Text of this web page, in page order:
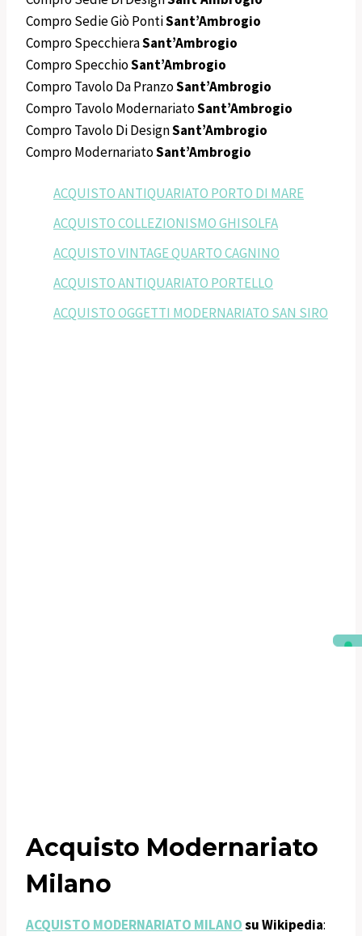
Compro Sedie Giò PontiSant’Ambrogio
Compro SpecchieraSant’Ambrogio
Compro SpecchioSant’Ambrogio
Compro Tavolo Da PranzoSant’Ambrogio
Compro Tavolo ModernariatoSant’Ambrogio
Compro Tavolo Di DesignSant’Ambrogio
Compro ModernariatoSant’Ambrogio
ACQUISTO ANTIQUARIATO PORTO DI MARE
ACQUISTO COLLEZIONISMO GHISOLFA
ACQUISTO VINTAGE QUARTO CAGNINO
ACQUISTO ANTIQUARIATO PORTELLO
ACQUISTO OGGETTI MODERNARIATO SAN SIRO
Acquisto Modernariato
Milano
ACQUISTO MODERNARIATO MILANOsu Wikipedia: